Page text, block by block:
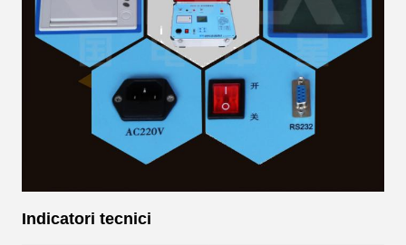
Indicatori tecnici